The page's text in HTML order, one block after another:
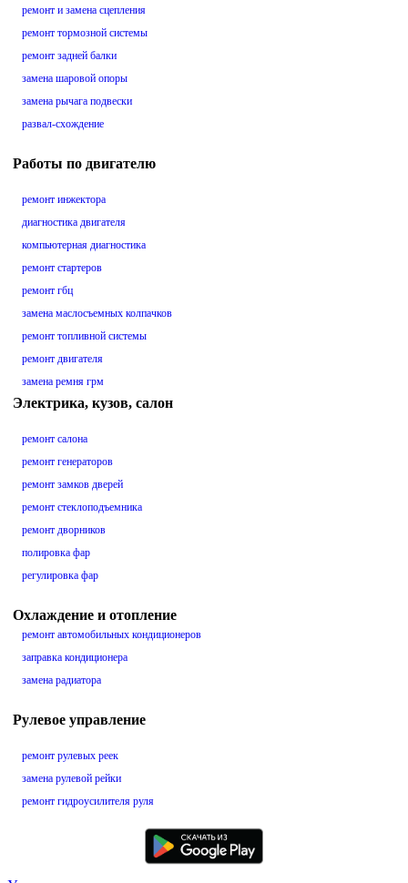
ремонт и замена сцепления
ремонт тормозной системы
ремонт задней балки
замена шаровой опоры
замена рычага подвески
развал-схождение
Работы по двигателю
ремонт инжектора
диагностика двигателя
компьютерная диагностика
ремонт стартеров
ремонт гбц
замена маслосъемных колпачков
ремонт топливной системы
ремонт двигателя
замена ремня грм
Электрика, кузов, салон
ремонт салона
ремонт генераторов
ремонт замков дверей
ремонт стеклоподъемника
ремонт дворников
полировка фар
регулировка фар
Охлаждение и отопление
ремонт автомобильных кондиционеров
заправка кондиционера
замена радиатора
Рулевое управление
ремонт рулевых реек
замена рулевой рейки
ремонт гидроусилителя руля